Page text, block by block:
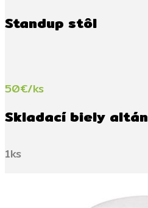
Standup stôl
50€/ks
Skladací biely altán
1ks